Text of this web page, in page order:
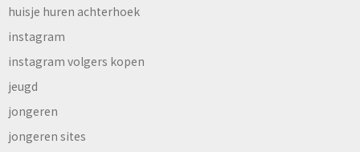
huisje huren achterhoek
instagram
instagram volgers kopen
jeugd
jongeren
jongeren sites